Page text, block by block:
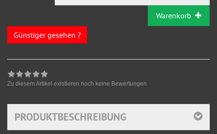
Warenkorb
Günstiger gesehen ?
Zu diesem Artikel existieren noch keine Bewertungen
PRODUKTBESCHREIBUNG